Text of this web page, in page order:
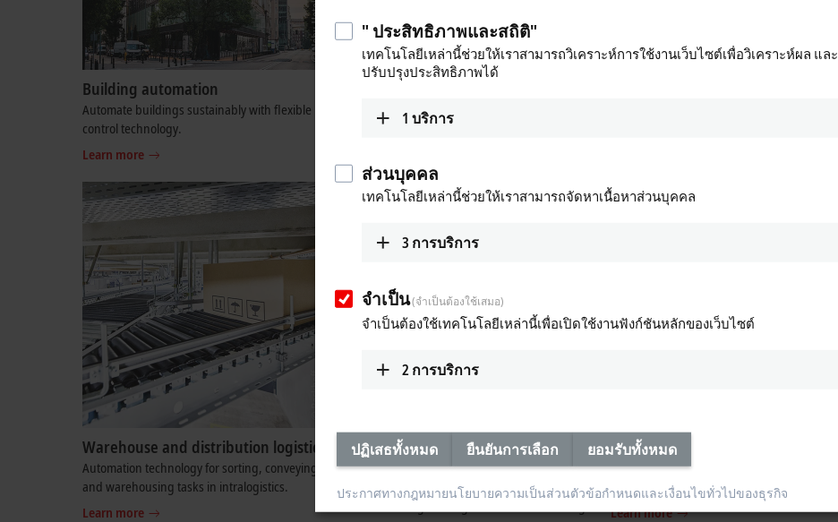
Building automation
Automate buildings sustainably with flexible
control technology.
Learn more
Semiconductor industry
PC and EtherCAT-based automation for the
semiconductor industry.
Warehouse and distribution logistics
Automation technology for sorting, conveying,
and warehousing tasks in intralogistics.
Learn more
Measurement and testing
technology
High-end measurement technology (DAQ) for
test bench engineering and machine building.
Assembly and handling technology
Integrated control technology for handling,
production, assembly, and robotics.
Learn more
" ประสิทธิภาพและสถิติ"
เทคโนโลยีเหล่านี้ช่วยให้เราสามารถวิเคราะห์การใช้งานเว็บไซต์เพื่อวิเคราะห์ผล และ
ปรับปรุงประสิทธิภาพได้
1 บริการ
ส่วนบุคคล
เทคโนโลยีเหล่านี้ช่วยให้เราสามารถจัดหาเนื้อหาส่วนบุคคล
3 การบริการ
จำเป็น(จำเป็นต้องใช้เสมอ)
จำเป็นต้องใช้เทคโนโลยีเหล่านี้เพื่อเปิดใช้งานฟังก์ชันหลักของเว็บไซต์
2 การบริการ
ปฏิเสธทั้งหมด ยืนยันการเลือก ยอมรับทั้งหมด
ประกาศทางกฎหมายนโยบายความเป็นส่วนตัวข้อกำหนดและเงื่อนไขทั่วไปของธุรกิจ